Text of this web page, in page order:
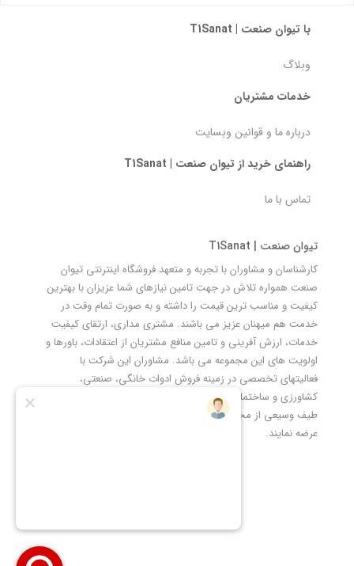
با تیوان صنعت | T1Sanat
وبلاگ
خدمات مشتریان
درباره ما و قوانین وبسایت
راهنمای خرید از تیوان صنعت | T1Sanat
تماس با ما
تیوان صنعت | T1Sanat
کارشناسان و مشاوران با تجربه و متعهد فروشگاه اینترنتی تیوان
صنعت همواره تلاش در جهت تامین نیازهای شما عزیزان با بهترین
کیفیت و مناسب ترین قیمت را داشته و به صورت تمام وقت در
خدمت هم میهنان عزیز می باشند. مشتری مداری، ارتقای کیفیت
خدمات، ارزش آفرینی و تامین منافع مشتریان از اعتقادات، باورها و
اولویت های این مجموعه می باشد. مشاوران این شرکت با
فعالیتهای تخصصی در زمینه فروش ادوات خانگی، صنعتی،
کشاورزی و ساختمانی در نظر دارند ضمن ارتقاء کیفی خرید آسان
طیف وسیعی از محصولات صنعتی را به مصرف کنندگان محترم
عرضه نمایند.